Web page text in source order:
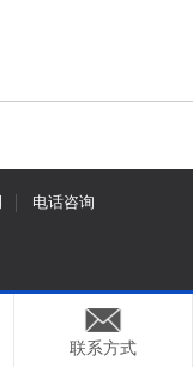
电话咨询
联系方式